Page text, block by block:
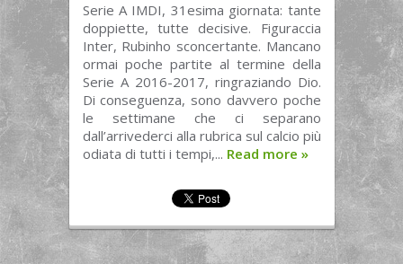
Serie A IMDI, 31esima giornata: tante
doppiette, tutte decisive. Figuraccia
Inter, Rubinho sconcertante. Mancano
ormai poche partite al termine della
Serie A 2016-2017, ringraziando Dio.
Di conseguenza, sono davvero poche
le settimane che ci separano
dall’arrivederci alla rubrica sul calcio più
odiata di tutti i tempi,... Read more »